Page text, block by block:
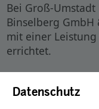
Datenschutz
Bei Groß-Umstadt
Binselberg
mit einer
errichtet.